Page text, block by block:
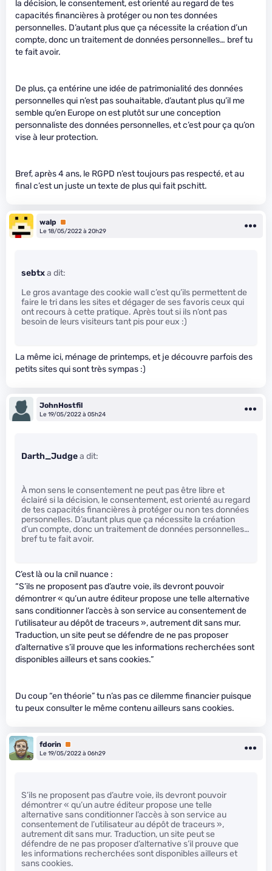
la décision, le consentement, est orienté au regard de tes
capacités financières à protéger ou non tes données
personnelles. D’autant plus que ça nécessite la création d’un
compte, donc un traitement de données personnelles… bref tu
te fait avoir.
De plus, ça entérine une idée de patrimonialité des données
personnelles qui n’est pas souhaitable, d’autant plus qu’il me
semble qu’en Europe on est plutôt sur une conception
personnaliste des données personnelles, et c’est pour ça qu’on
vise à leur protection.
Bref, après 4 ans, le RGPD n’est toujours pas respecté, et au
final c’est un juste un texte de plus qui fait pschitt.
walp
Premium
Le 18/05/2022 à 20h29
sebtxa dit:
Le gros avantage des cookie wall c’est qu’ils permettent de
faire le tri dans les sites et dégager de ses favoris ceux qui
ont recours à cette pratique. Après tout si ils n’ont pas
besoin de leurs visiteurs tant pis pour eux :)
La même ici, ménage de printemps, et je découvre parfois des
petits sites qui sont très sympas :)
JohnHostfil
Le 19/05/2022 à 05h24
Darth_Judgea dit:
À mon sens le consentement ne peut pas être libre et
éclairé si la décision, le consentement, est orienté au regard
de tes capacités financières à protéger ou non tes données
personnelles. D’autant plus que ça nécessite la création
d’un compte, donc un traitement de données personnelles…
bref tu te fait avoir.
C’est là ou la cnil nuance :
“S’ils ne proposent pas d’autre voie, ils devront pouvoir
démontrer « qu’un autre éditeur propose une telle alternative
sans conditionner l’accès à son service au consentement de
l’utilisateur au dépôt de traceurs », autrement dit sans mur.
Traduction, un site peut se défendre de ne pas proposer
d’alternative s’il prouve que les informations recherchées sont
disponibles ailleurs et sans cookies.”
Du coup “en théorie” tu n’as pas ce dilemme financier puisque
tu peux consulter le même contenu ailleurs sans cookies.
fdorin
Premium
Le 19/05/2022 à 06h29
S’ils ne proposent pas d’autre voie, ils devront pouvoir
démontrer « qu’un autre éditeur propose une telle
alternative sans conditionner l’accès à son service au
consentement de l’utilisateur au dépôt de traceurs »,
autrement dit sans mur. Traduction, un site peut se
défendre de ne pas proposer d’alternative s’il prouve que
les informations recherchées sont disponibles ailleurs et
sans cookies.